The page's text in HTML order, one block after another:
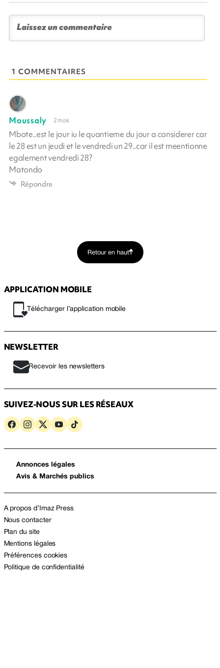
1 COMMENTAIRES
Moussaly 2 mois
Mbote..est le jour iu le quantieme du jour a considerer car
le 28 est un jeudi et le vendredi un 29..car il est meentionne
egalement vendredi 28?
Matondo
Répondre
Retour en haut
APPLICATION MOBILE
Télécharger l’application mobile
NEWSLETTER
Recevoir les newsletters
SUIVEZ-NOUS SUR LES RÉSEAUX
Annonces légales
Avis & Marchés publics
A propos d’Imaz Press
Nous contacter
Plan du site
Mentions légales
Préférences cookies
Politique de confidentialité